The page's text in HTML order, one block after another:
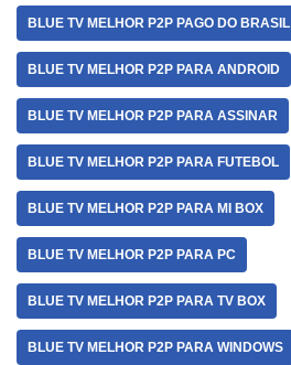
BLUE TV MELHOR P2P PAGO DO BRASIL
BLUE TV MELHOR P2P PARA ANDROID
BLUE TV MELHOR P2P PARA ASSINAR
BLUE TV MELHOR P2P PARA FUTEBOL
BLUE TV MELHOR P2P PARA MI BOX
BLUE TV MELHOR P2P PARA PC
BLUE TV MELHOR P2P PARA TV BOX
BLUE TV MELHOR P2P PARA WINDOWS